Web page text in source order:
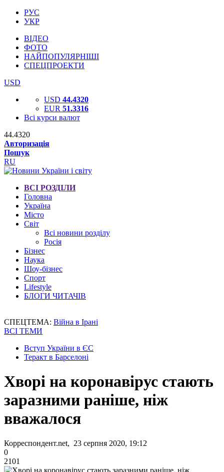
РУС
УКР
ВІДЕО
ФОТО
НАЙПОПУЛЯРНІШІ
СПЕЦПРОЕКТИ
USD
USD 44.4320
EUR 51.3316
Всі курси валют
44.4320
Авторизація
Пошук
RU
ВСІ РОЗДІЛИ
Головна
Україна
Місто
Світ
Всі новини розділу
Росія
Бізнес
Наука
Шоу-бізнес
Спорт
Lifestyle
БЛОГИ ЧИТАЧІВ
СПЕЦТЕМА: Війна в Ірані
ВСІ ТЕМИ
Вступ України в ЄС
Теракт в Барселоні
Хворі на коронавірус стають
заразними раніше, ніж
вважалося
Корреспондент.net, 23 серпня 2020, 19:12
0
2101